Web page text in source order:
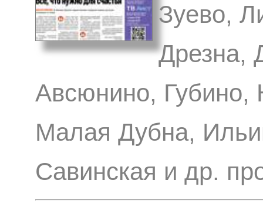
Зуево,
Дрезна,
Авсюнино, Губино,
Малая Дубна,
Савинская и др.